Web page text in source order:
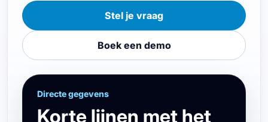
Stel je vraag
Boek een demo
Directe gegevens
Korte lijnen met het